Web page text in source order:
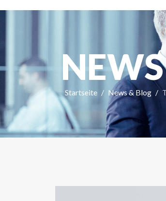
Startseite News & Blog